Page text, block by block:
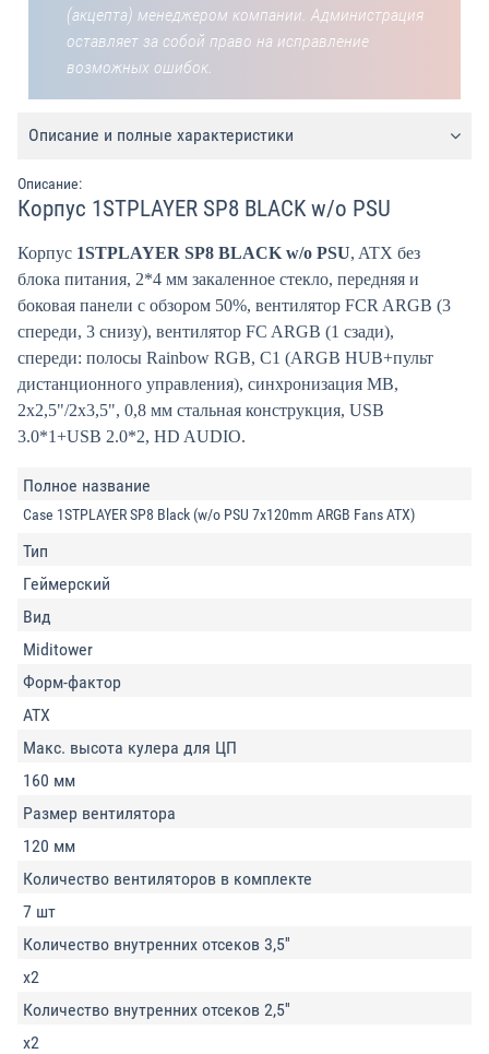
(акцепта) менеджером компании. Администрация
оставляет за собой право на исправление
возможных ошибок.
Описание и полные характеристики
Описание:
Корпус 1STPLAYER SP8 BLACK w/o PSU
Корпус 1STPLAYER SP8 BLACK w/o PSU, ATX без
блока питания, 2*4 мм закаленное стекло, передняя и
боковая панели с обзором 50%, вентилятор FCR ARGB (3
спереди, 3 снизу), вентилятор FC ARGB (1 сзади),
спереди: полосы Rainbow RGB, C1 (ARGB HUB+пульт
дистанционного управления), синхронизация MB,
2x2,5"/2x3,5", 0,8 мм стальная конструкция, USB
3.0*1+USB 2.0*2, HD AUDIO.
Полное название
Case 1STPLAYER SP8 Black (w/o PSU 7x120mm ARGB Fans ATX)
Тип
Геймерский
Вид
Miditower
Форм-фактор
ATX
Макс. высота кулера для ЦП
160 мм
Размер вентилятора
120 мм
Количество вентиляторов в комплекте
7 шт
Количество внутренних отсеков 3,5''
x2
Количество внутренних отсеков 2,5''
x2